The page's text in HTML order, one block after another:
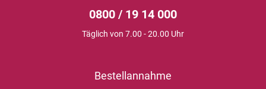
0800 / 19 14 000
Täglich von 7.00 - 20.00 Uhr
Bestellannahme